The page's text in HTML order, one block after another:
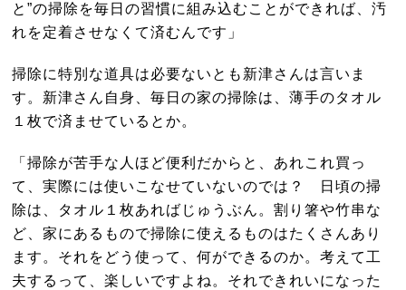
と”の掃除を毎日の習慣に組み込むことができれば、汚
れを定着させなくて済むんです」
掃除に特別な道具は必要ないとも新津さんは言いま
す。新津さん自身、毎日の家の掃除は、薄手のタオル
１枚で済ませているとか。
「掃除が苦手な人ほど便利だからと、あれこれ買っ
て、実際には使いこなせていないのでは？ 日頃の掃
除は、タオル１枚あればじゅうぶん。割り箸や竹串な
ど、家にあるもので掃除に使えるものはたくさんあり
ます。それをどう使って、何ができるのか。考えて工
夫するって、楽しいですよね。それできれいになった